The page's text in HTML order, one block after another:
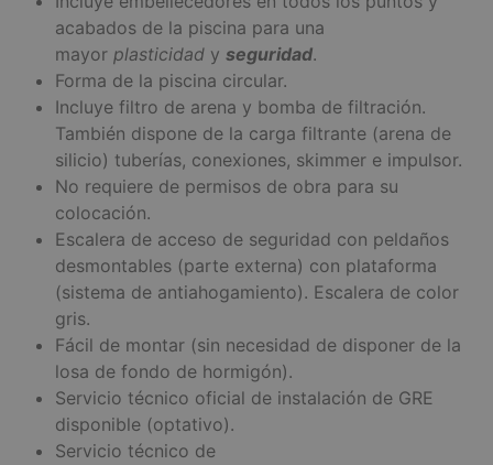
acabados de la piscina para una
mayor plasticidad y seguridad.
Forma de la piscina circular.
Incluye filtro de arena y bomba de filtración.
También dispone de la carga filtrante (arena de
silicio) tuberías, conexiones, skimmer e impulsor.
No requiere de permisos de obra para su
colocación.
Escalera de acceso de seguridad con peldaños
desmontables (parte externa) con plataforma
(sistema de antiahogamiento). Escalera de color
gris.
Fácil de montar (sin necesidad de disponer de la
losa de fondo de hormigón).
Servicio técnico oficial de instalación de GRE
disponible (optativo).
Servicio técnico de